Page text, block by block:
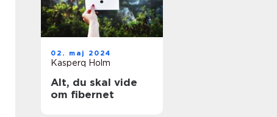
02. maj 2024
Kasperq Holm
Alt, du skal vide
om fibernet